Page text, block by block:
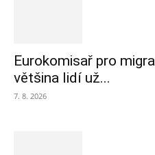
Eurokomisař pro
většina lidí už...
7. 8. 2026